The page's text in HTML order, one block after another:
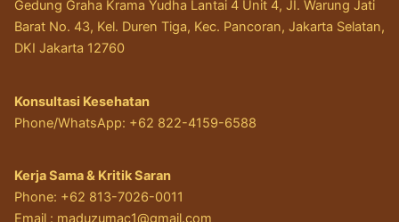
Gedung Graha Krama Yudha Lantai 4 Unit 4, JI. Warung Jati
Barat No. 43, Kel. Duren Tiga, Kec. Pancoran, Jakarta Selatan,
DKI Jakarta 12760
Konsultasi Kesehatan
Phone/WhatsApp: +62 822-4159-6588
Kerja Sama & Kritik Saran
Phone: +62 813-7026-0011
Email : maduzumac1@gmail.com